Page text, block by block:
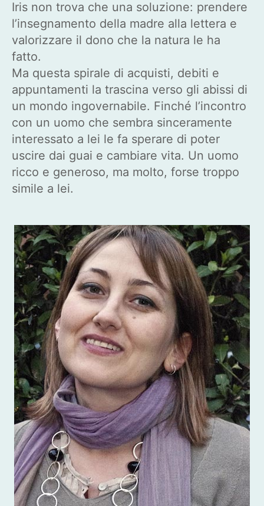
Iris non trova che una soluzione: prendere
l’insegnamento della madre alla lettera e
valorizzare il dono che la natura le ha
fatto.
Ma questa spirale di acquisti, debiti e
appuntamenti la trascina verso gli abissi di
un mondo ingovernabile. Finché l’incontro
con un uomo che sembra sinceramente
interessato a lei le fa sperare di poter
uscire dai guai e cambiare vita. Un uomo
ricco e generoso, ma molto, forse troppo
simile a lei.